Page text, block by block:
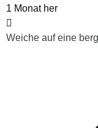
1 Monat her
Weiche auf eine